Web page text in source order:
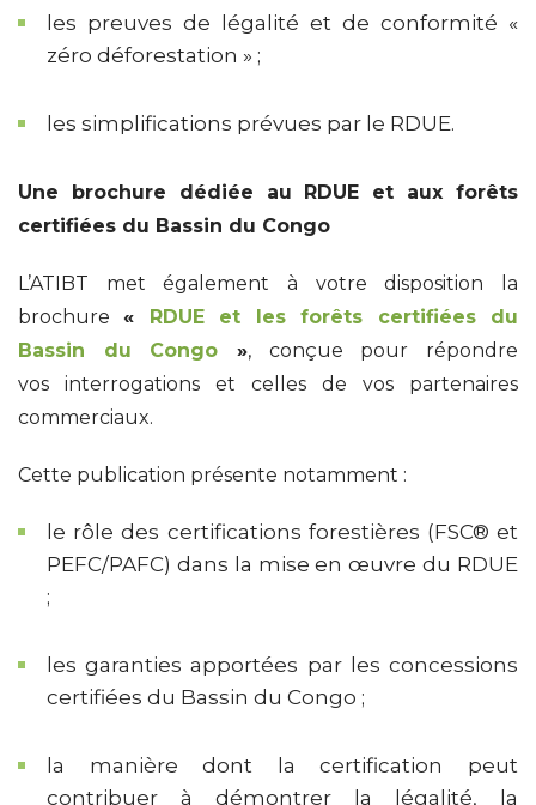
les preuves de légalité et de conformité «
zéro déforestation » ;
les simplifications prévues par le RDUE.
Une brochure dédiée au RDUE et aux forêts
certifiées du Bassin du Congo
L’ATIBT met également à votre disposition la
brochure« RDUE et les forêts certifiées du
Bassin du Congo », conçue pour répondre
vos interrogations et celles de vos partenaires
commerciaux.
Cette publication présente notamment :
le rôle des certifications forestières (FSC® et
PEFC/PAFC) dans la mise en œuvre du RDUE
;
les garanties apportées par les concessions
certifiées du Bassin du Congo ;
la manière dont la certification peut
contribuer à démontrer la légalité, la